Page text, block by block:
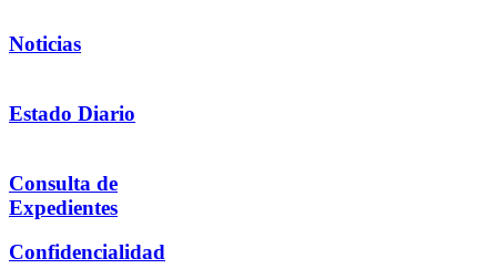
Noticias
Estado Diario
Consulta de
Expedientes
Confidencialidad